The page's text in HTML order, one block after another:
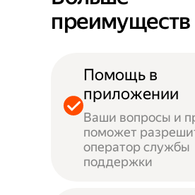
преимуществ
Помощь в
приложении
Ваши вопросы и
поможет
оператор службы
поддержки